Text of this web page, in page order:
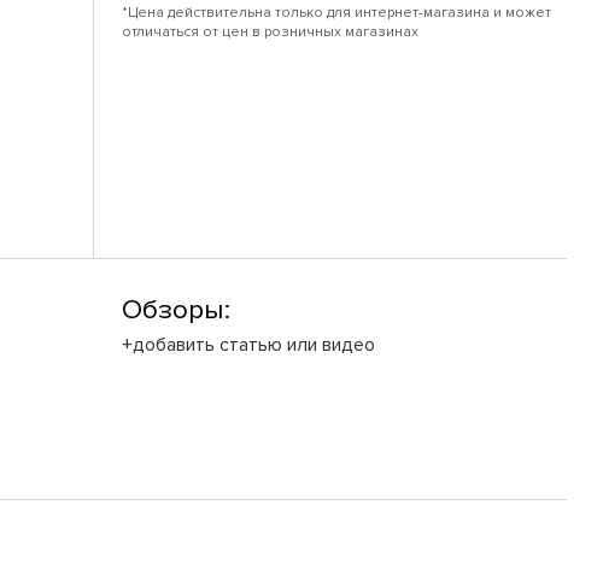
*Цена действительна только для интернет-магазина и может
отличаться от цен в розничных магазинах
Обзоры:
+добавить статью или видео